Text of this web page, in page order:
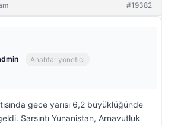
#19382
Anahtar yönetici
gece yarısı 6,2 büyüklüğünde
Sarsıntı Yunanistan, Arnavutluk